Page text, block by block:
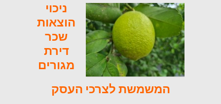
ניכוי
הוצאות
שכר
דירת
מגורים
המשמשת לצרכי העסק